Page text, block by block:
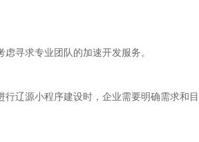
寻求专业团队的加速开发服务。
辽源小程序建设时，企业需要明确需求和目